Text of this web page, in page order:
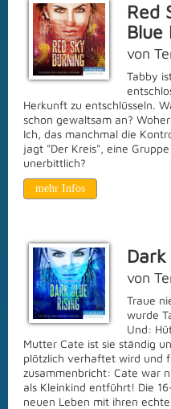
Red
Blue
von
Tabby
Herkunft zu entschlüsseln.
schon gewaltsam an?
Ich, das manchmal die
jagt "Der Kreis", eine
unerbittlich?
mehr Infos
von
Traue
wurde
Und:
Mutter Cate ist sie ständig
plötzlich verhaftet wird und
zusammenbricht: Cate war
als Kleinkind entführt! Die
neuen Leben mit ihren